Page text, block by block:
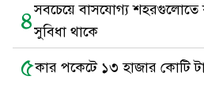
৪সবচেয়ে বাসযোগ্য শহরগুলোতে
সুবিধা থাকে
৫কার পকেটে ১৩ হাজার কোটি